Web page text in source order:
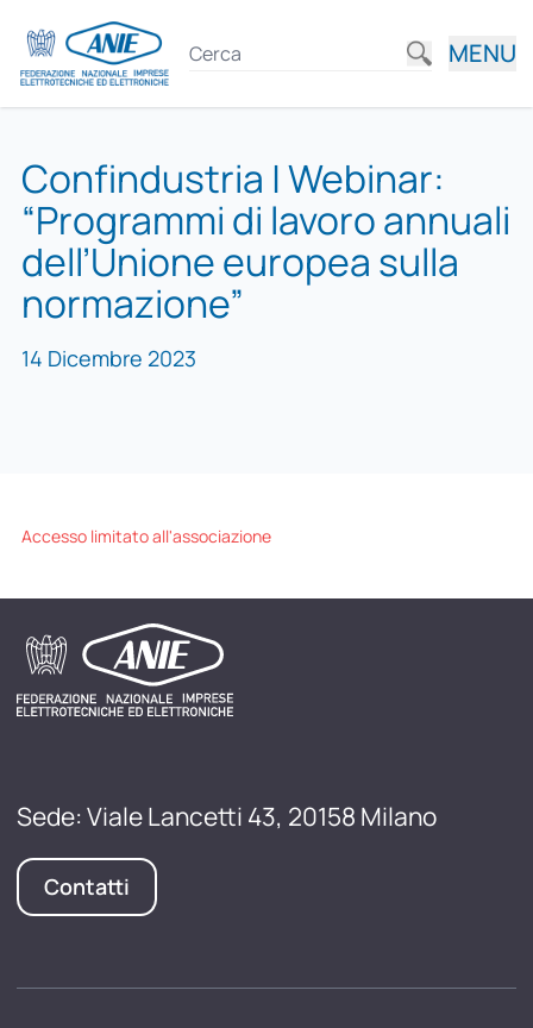
MENU
Confindustria | Webinar:
“Programmi di lavoro annuali
dell’Unione europea sulla
normazione”
14 Dicembre 2023
Accesso limitato all'associazione
Sede: Viale Lancetti 43, 20158 Milano
Contatti